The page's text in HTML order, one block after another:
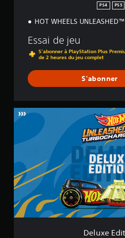
PS4 PS5
HOT WHEELS
Essai de jeu
S'abonner à PlayStation Plus
de 2 heures du jeu complet
S'abonner
e
E
d
t
i
o
n
Deluxe